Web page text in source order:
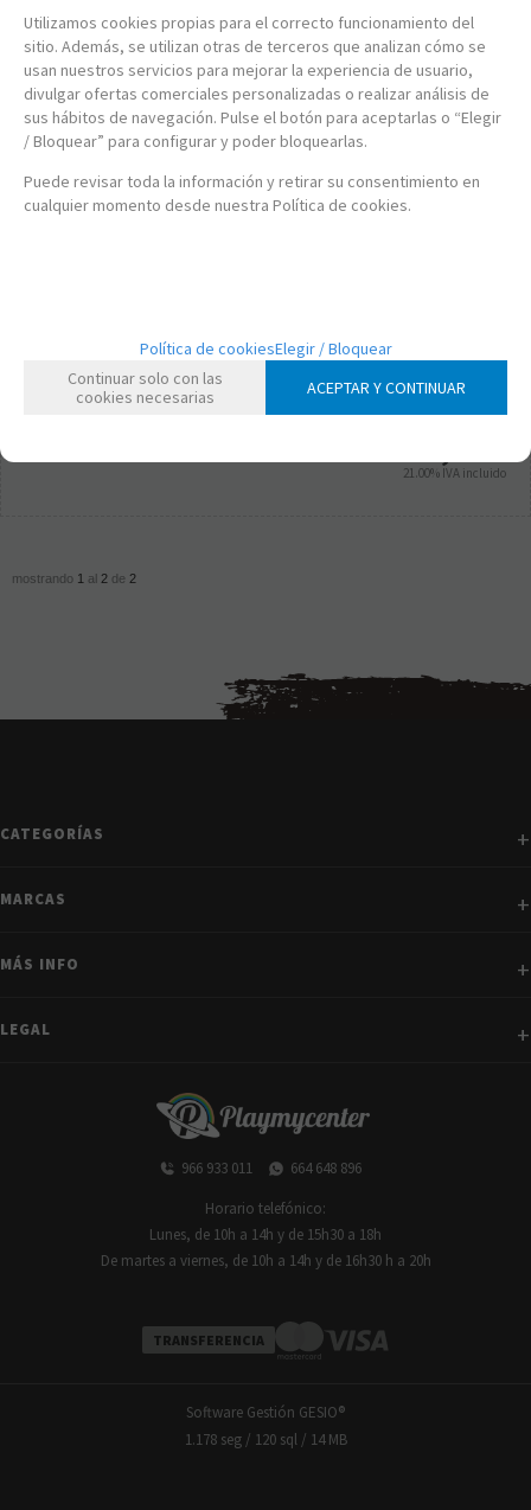
FUNKO POP! DISNEY ULTIMATE PRINCESS - RAPUNZEL
21.00% IVA incluido
mostrando 1 al 2 de 2
CATEGORÍAS
MARCAS
MÁS INFO
LEGAL
966 933 011 664 648 896
Horario telefónico:
Lunes, de 10h a 14h y de 15h30 a 18h
De martes a viernes, de 10h a 14h y de 16h30 h a 20h
TRANSFERENCIA
Software Gestión GESIO®
1.178 seg / 120 sql/ 14 MB
Utilizamos cookies propias para el correcto funcionamiento del
sitio. Además, se utilizan otras de terceros que analizan cómo se
usan nuestros servicios para mejorar la experiencia de usuario,
divulgar ofertas comerciales personalizadas o realizar análisis de
sus hábitos de navegación. Pulse el botón para aceptarlas o “Elegir
/ Bloquear” para configurar y poder bloquearlas.
Puede revisar toda la información y retirar su consentimiento en
cualquier momento desde nuestra Política de cookies.
Política de cookiesElegir / Bloquear
Continuar solo con las
cookies necesarias
ACEPTAR Y CONTINUAR